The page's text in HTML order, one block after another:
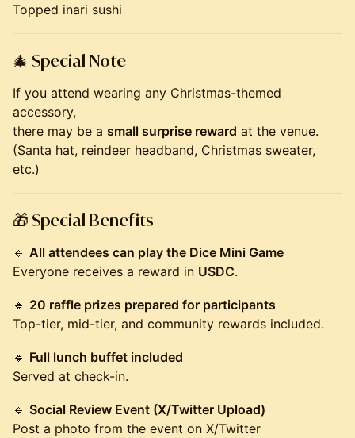
Topped inari sushi
🎄 Special Note
If you attend wearing any Christmas-themed
accessory,
there may be a small surprise reward at the venue.
(Santa hat, reindeer headband, Christmas sweater,
etc.)
🎁 Special Benefits
🔹 All attendees can play the Dice Mini Game
Everyone receives a reward in USDC.
🔹 20 raffle prizes prepared for participants
Top-tier, mid-tier, and community rewards included.
🔹 Full lunch buffet included
Served at check-in.
🔹 Social Review Event (X/Twitter Upload)
Post a photo from the event on X/Twitter